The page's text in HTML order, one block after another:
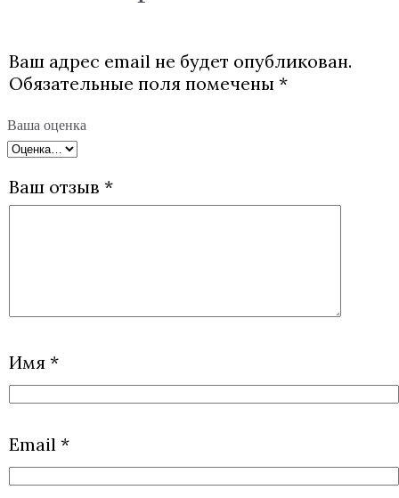
Ваш адрес email не будет опубликован.
Обязательные поля помечены *
Ваша оценка
Ваш отзыв *
Имя *
Email *